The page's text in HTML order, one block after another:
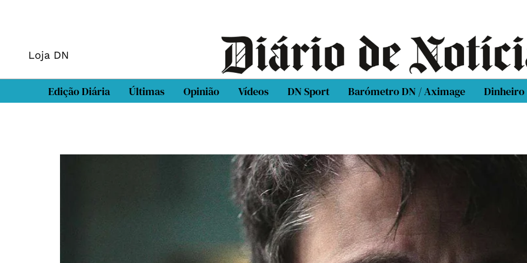
Loja DN
Edição Diária Últimas Opinião Vídeos DN Sport Barómetro DN / Aximage Dinheiro